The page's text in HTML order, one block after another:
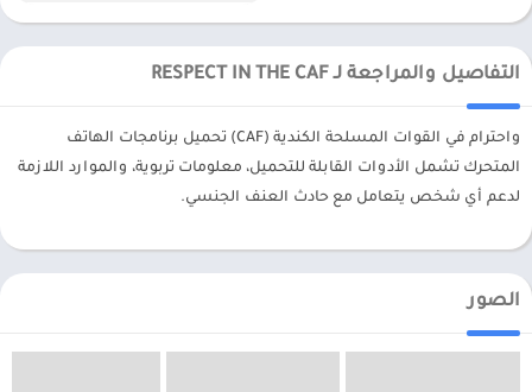
التفاصيل والمراجعة لـ RESPECT IN THE CAF
واحترام في القوات المسلحة الكندية (CAF) تحميل برنامجات الهاتف
المتحرك تشمل الأدوات القابلة للتحميل، معلومات تربوية، والموارد اللازمة
لدعم أي شخص يتعامل مع حادث العنف الجنسي.
الصور